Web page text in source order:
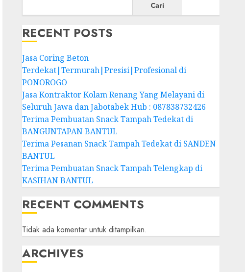
Cari
RECENT POSTS
Jasa Coring Beton
Terdekat|Termurah|Presisi|Profesional di
PONOROGO
Jasa Kontraktor Kolam Renang Yang Melayani di
Seluruh Jawa dan Jabotabek Hub : 087838732426
Terima Pembuatan Snack Tampah Tedekat di
BANGUNTAPAN BANTUL
Terima Pesanan Snack Tampah Tedekat di SANDEN
BANTUL
Terima Pembuatan Snack Tampah Telengkap di
KASIHAN BANTUL
RECENT COMMENTS
Tidak ada komentar untuk ditampilkan.
ARCHIVES